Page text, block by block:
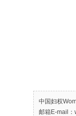
中国妇权
邮箱E-mail